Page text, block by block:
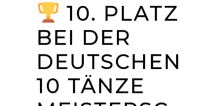
10. PLATZ
BEI DER
DEUTSCHEN
10 TÄNZE